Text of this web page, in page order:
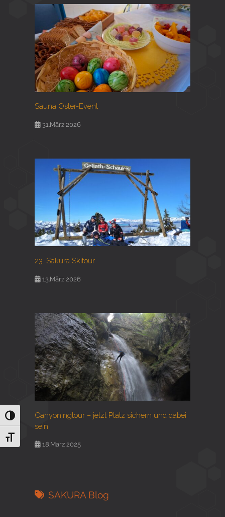
Umschalten auf hohe Kontraste
Schrift vergrößern
Sauna Oster-Event
31.März 2026
23. Sakura Skitour
13.März 2026
Canyoningtour – jetzt Platz sichern und dabei
sein
18.März 2025
SAKURA Blog